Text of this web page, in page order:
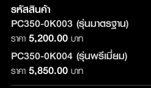
รหัสสินค้า
PC350-0K003 (รุ่นมาตรฐาน)
ราคา 5,200.00บาท
PC350-0K004 (รุ่นพรีเมี่ยม)
ราคา 5,850.00บาท